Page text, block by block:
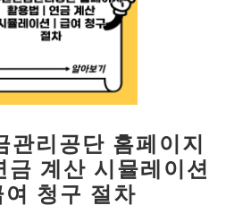
관리공단 홈페이지
계산 시뮬레이션
여 청구 절차